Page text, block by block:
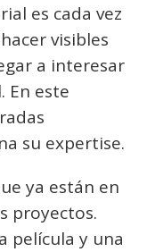
es cada vez
visibles
a interesar
En este
su expertise.
ya están en
proyectos.
película y una